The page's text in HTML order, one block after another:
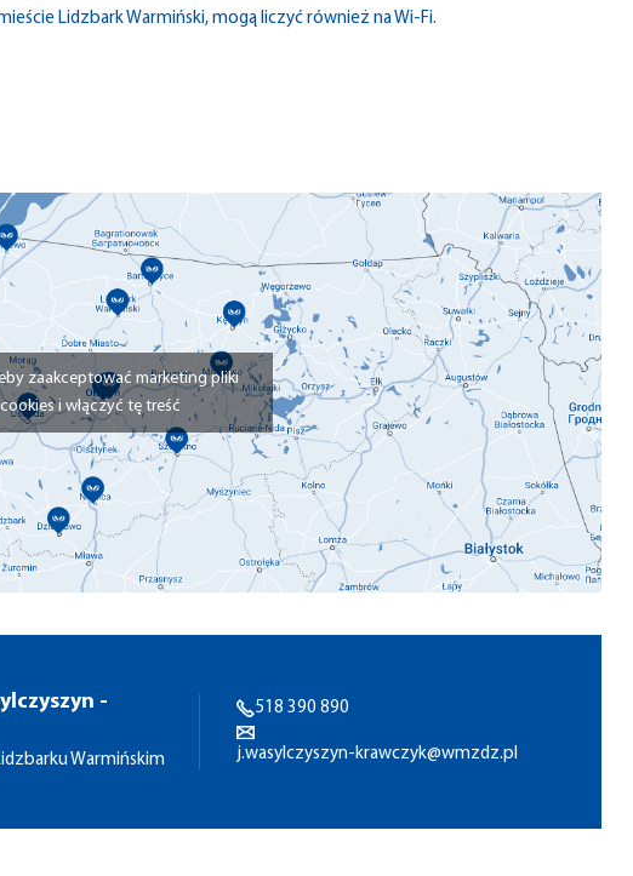
Lidzbark Warmiński, mogą liczyć również na Wi-Fi.
zaakceptować marketing pliki
cookies i włączyć tę treść
-
Warmińskim
518 390 890
j.wasylczyszyn-krawczyk@wmzdz.pl